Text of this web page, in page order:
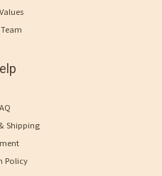
Shipping
Policy